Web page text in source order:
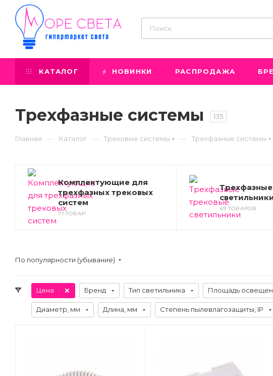
КАТАЛОГ НОВИНКИ РАСПРОДАЖА
Трехфазные системы 135
Главная — Каталог — Трековые системы — Трехфазные системы
Комплектующие для
трехфазных трековых
систем
71 ТОВАР
49 ТОВАРОВ
По популярности (убывание)
Цена Бренд Тип светильника Площадь
Диаметр, мм Длина, мм Степень пылевлагозащиты, IP